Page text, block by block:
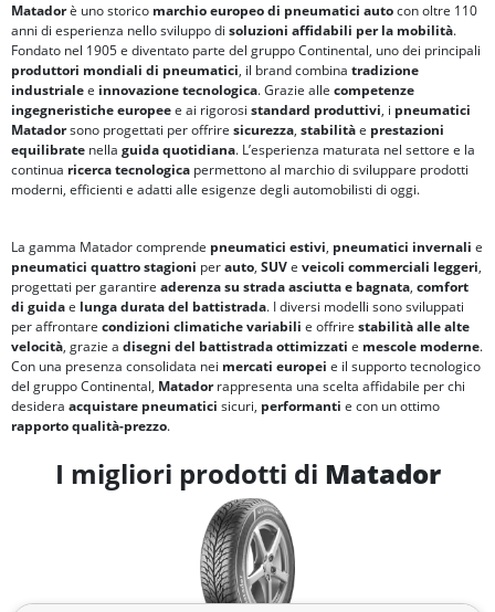
Matadorè uno storico marchio europeo di pneumatici autocon oltre 110
anni di esperienza nello sviluppo di soluzioni affidabili per la mobilità.
Fondato nel 1905 e diventato parte del gruppo Continental, uno dei principali
produttori mondiali di pneumatici, il brand combina tradizione
industrialee innovazione tecnologica. Grazie alle competenze
ingegneristiche europeee ai rigorosi standard produttivi, i pneumatici
Matadorsono progettati per offrire sicurezza, stabilitàe prestazioni
equilibrate nella guida quotidiana. L’esperienza maturata nel settore e la
continua ricerca tecnologica permettono al marchio di sviluppare prodotti
moderni, efficienti e adatti alle esigenze degli automobilisti di oggi.
La gamma Matador comprende pneumatici estivi, pneumatici invernali e
pneumatici quattro stagioni perauto, SUVe veicoli commerciali leggeri,
progettati per garantire aderenza su strada asciutta e bagnata, comfort
di guidae lunga durata del battistrada. I diversi modelli sono sviluppati
per affrontare condizioni climatiche variabili e offrire stabilità alle alte
velocità, grazie a disegni del battistrada ottimizzati e mescole moderne.
Con una presenza consolidata nei mercati europei e il supporto tecnologico
del gruppo Continental, Matadorrappresenta una scelta affidabile per chi
desidera acquistare pneumatici sicuri, performanti e con un ottimo
rapporto qualità-prezzo.
I migliori prodotti di Matador